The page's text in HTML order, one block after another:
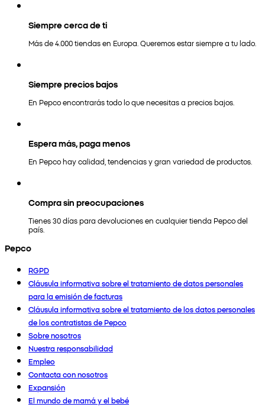
Siempre cerca de ti
Más de 4.000 tiendas en Europa. Queremos estar siempre a tu lado.
Siempre precios bajos
En Pepco encontrarás todo lo que necesitas a precios bajos.
Espera más, paga menos
En Pepco hay calidad, tendencias y gran variedad de productos.
Compra sin preocupaciones
Tienes 30 días para devoluciones en cualquier tienda Pepco del
país.
Pepco
RGPD
Cláusula informativa sobre el tratamiento de datos personales
para la emisión de facturas
Cláusula informativa sobre el tratamiento de los datos personales
de los contratistas de Pepco
Sobre nosotros
Nuestra responsabilidad
Empleo
Contacta con nosotros
Expansión
El mundo de mamá y el bebé